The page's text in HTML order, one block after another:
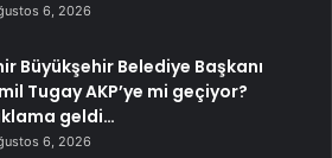
6, 2026
Büyükşehir Belediye Başkanı
Tugay AKP’ye mi geçiyor?
geldi…
6, 2026